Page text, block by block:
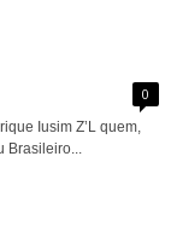
0
Iusim Z’L quem,